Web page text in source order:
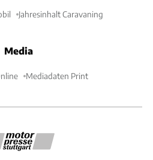
Jahresinhalt Caravaning
Media
Mediadaten Print